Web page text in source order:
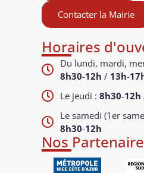
Contacter la Mairie
Horaires
Du lundi, mardi,
8h30-12h / 13h-
Le jeudi :8h30-12h
Le samedi (1er
8h30-12h
Nos